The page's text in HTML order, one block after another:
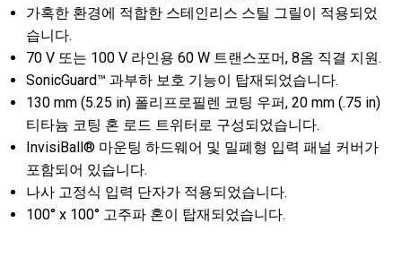
가혹한 환경에 적합한 스테인리스 스틸 그릴이 적용되었
습니다.
70 V 또는 100 V 라인용 60 W 트랜스포머, 8옴 직결 지원.
SonicGuard™ 과부하 보호 기능이 탑재되었습니다.
130 mm (5.25 in) 폴리프로필렌 코팅 우퍼, 20 mm (.75 in)
티타늄 코팅 혼 로드 트위터로 구성되었습니다.
InvisiBall® 마운팅 하드웨어 및 밀폐형 입력 패널 커버가
포함되어 있습니다.
나사 고정식 입력 단자가 적용되었습니다.
100° x 100° 고주파 혼이 탑재되었습니다.